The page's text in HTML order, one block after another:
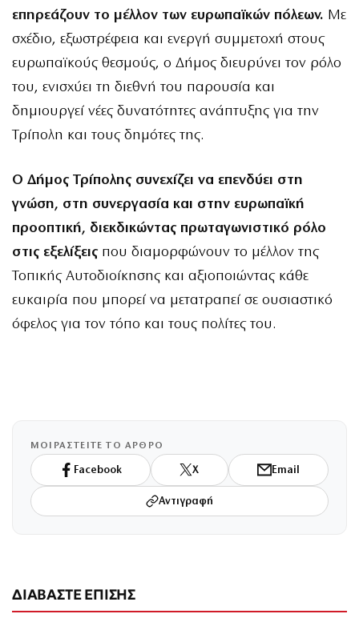
επηρεάζουν το μέλλον των ευρωπαϊκών πόλεων. Με
σχέδιο, εξωστρέφεια και ενεργή συμμετοχή στους
ευρωπαϊκούς θεσμούς, ο Δήμος διευρύνει τον ρόλο
του, ενισχύει τη διεθνή του παρουσία και
δημιουργεί νέες δυνατότητες ανάπτυξης για την
Τρίπολη και τους δημότες της.
Ο Δήμος Τρίπολης συνεχίζει να επενδύει στη
γνώση, στη συνεργασία και στην ευρωπαϊκή
προοπτική, διεκδικώντας πρωταγωνιστικό ρόλο
στις εξελίξεις που διαμορφώνουν το μέλλον της
Τοπικής Αυτοδιοίκησης και αξιοποιώντας κάθε
ευκαιρία που μπορεί να μετατραπεί σε ουσιαστικό
όφελος για τον τόπο και τους πολίτες του.
ΜΟΙΡΑΣΤΕΙΤΕ ΤΟ ΑΡΘΡΟ
Facebook X Email
Αντιγραφή
ΔΙΑΒΑΣΤΕ ΕΠΙΣΗΣ